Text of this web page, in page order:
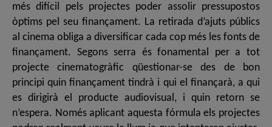
més difícil pels projectes poder assolir pressupostos
òptims pel seu finançament. La retirada d’ajuts públics
al cinema obliga a diversificar cada cop més les fonts de
finançament. Segons serra és fonamental per a tot
projecte cinematogràfic qüestionar-se des de bon
principi quin finançament tindrà i qui el finançarà, a qui
es dirigirà el producte audiovisual, i quin retorn se
n’espera. Només aplicant aquesta fórmula els projectes